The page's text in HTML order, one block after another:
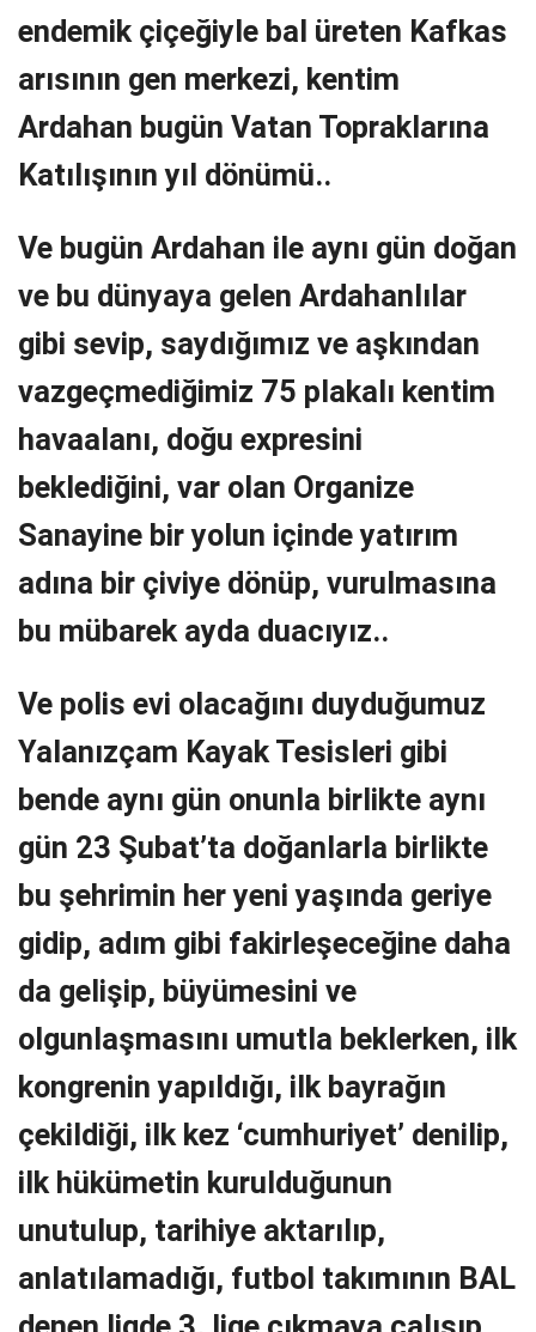
endemik çiçeğiyle bal üreten Kafkas
arısının gen merkezi, kentim
Ardahan bugün Vatan Topraklarına
Katılışının yıl dönümü..
Ve bugün Ardahan ile aynı gün doğan
ve bu dünyaya gelen Ardahanlılar
gibi sevip, saydığımız ve aşkından
vazgeçmediğimiz 75 plakalı kentim
havaalanı, doğu expresini
beklediğini, var olan Organize
Sanayine bir yolun içinde yatırım
adına bir çiviye dönüp, vurulmasına
bu mübarek ayda duacıyız..
Ve polis evi olacağını duyduğumuz
Yalanızçam Kayak Tesisleri gibi
bende aynı gün onunla birlikte aynı
gün 23 Şubat’ta doğanlarla birlikte
bu şehrimin her yeni yaşında geriye
gidip, adım gibi fakirleşeceğine daha
da gelişip, büyümesini ve
olgunlaşmasını umutla beklerken, ilk
kongrenin yapıldığı, ilk bayrağın
çekildiği, ilk kez ‘cumhuriyet’ denilip,
ilk hükümetin kurulduğunun
unutulup, tarihiye aktarılıp,
anlatılamadığı, futbol takımının BAL